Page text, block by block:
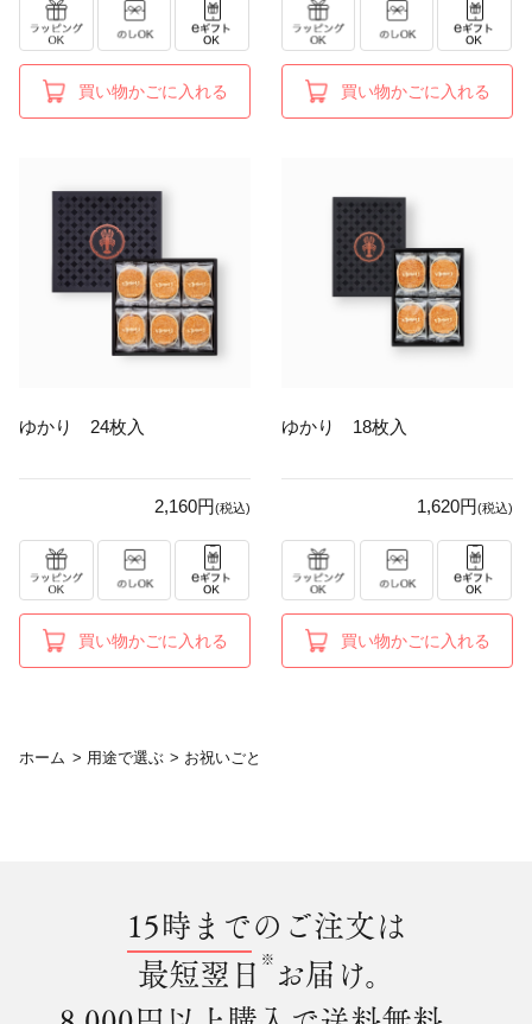
買い物かごに入れる 買い物かごに入れる
ゆかり 24枚入
2,160円(税込)
買い物かごに入れる
ゆかり 18枚入
1,620円(税込)
買い物かごに入れる
ホーム > 用途で選ぶ > お祝いごと
15時までのご注文は
最短翌日 ※ お届け。